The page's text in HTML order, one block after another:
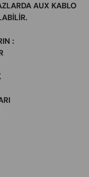
AUX KABLO
: